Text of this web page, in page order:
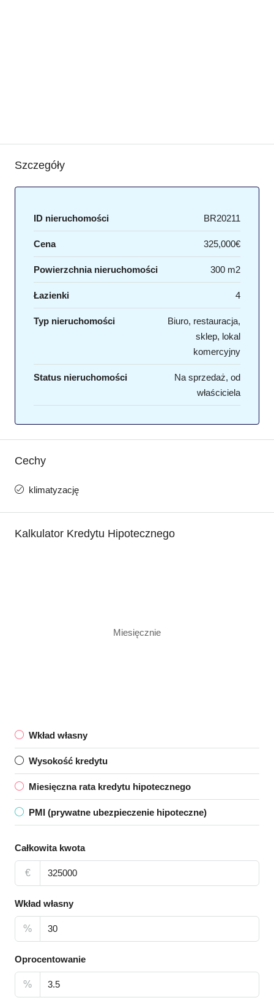
Szczegóły
ID nieruchomości BR20211
Cena 325,000€
Powierzchnia nieruchomości 300 m2
Łazienki 4
Typ nieruchomości
Biuro, restauracja,
sklep, lokal
komercyjny
Status nieruchomości
Na sprzedaż, od
właściciela
Cechy
klimatyzację
Kalkulator Kredytu Hipotecznego
Miesięcznie
Wkład własny
Wysokość kredytu
Miesięczna rata kredytu hipotecznego
PMI (prywatne ubezpieczenie hipoteczne)
Całkowita kwota
€
Wkład własny
%
Oprocentowanie
%